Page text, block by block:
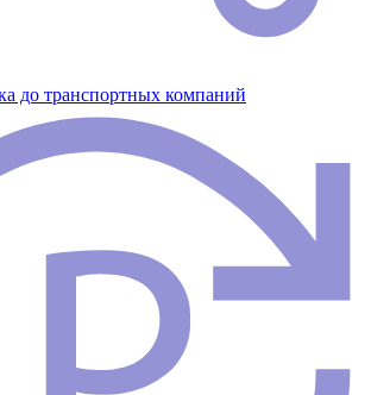
до транспортных компаний